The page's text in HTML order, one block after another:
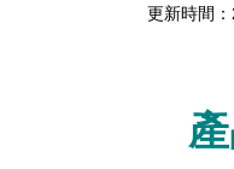
更新時間